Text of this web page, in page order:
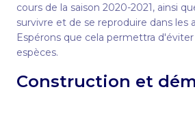
cours de la saison 2020-2021, ainsi
survivre et de se reproduire dans les
Espérons que cela permettra
espèces.
Construction et